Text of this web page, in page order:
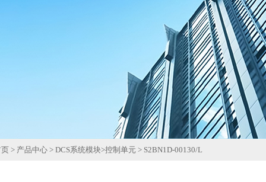
> 产品中心 > DCS系统模块>控制单元 > S2BN1D-00130/L